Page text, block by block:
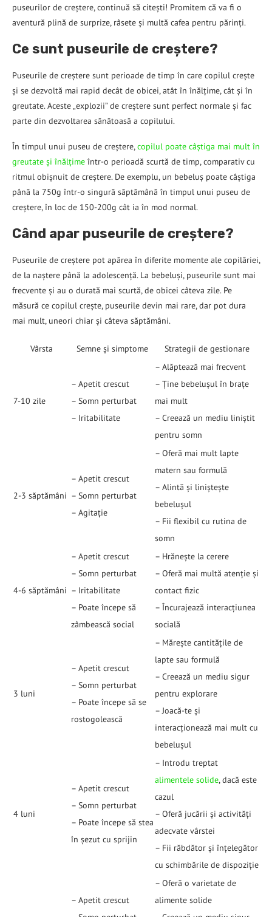
puseurilor de creștere, continuă să citești! Promitem că va fi o
aventură plină de surprize, râsete și multă cafea pentru părinți.
Ce sunt puseurile de creștere?
Puseurile de creștere sunt perioade de timp în care copilul crește
și se dezvoltă mai rapid decât de obicei, atât în înălțime, cât și în
greutate. Aceste „explozii” de creștere sunt perfect normale și fac
parte din dezvoltarea sănătoasă a copilului.
În timpul unui puseu de creștere,copilul poate câștiga mai mult în
greutate și înălțime într-o perioadă scurtă de timp, comparativ cu
ritmul obișnuit de creștere. De exemplu, un bebeluș poate câștiga
până la 750g într-o singură săptămână în timpul unui puseu de
creștere, în loc de 150-200g cât ia în mod normal.
Când apar puseurile de creștere?
Puseurile de creștere pot apărea în diferite momente ale copilăriei,
de la naștere până la adolescență. La bebeluși, puseurile sunt mai
frecvente și au o durată mai scurtă, de obicei câteva zile. Pe
măsură ce copilul crește, puseurile devin mai rare, dar pot dura
mai mult, uneori chiar și câteva săptămâni.
Vârsta Semne și simptome Strategii de gestionare
7-10 zile
– Apetit crescut
– Somn perturbat
– Iritabilitate
– Alăptează mai frecvent
– Ține bebelușul în brațe
mai mult
– Creează un mediu liniștit
pentru somn
2-3 săptămâni
– Apetit crescut
– Somn perturbat
– Agitație
– Oferă mai mult lapte
matern sau formulă
– Alintă și liniștește
bebelușul
– Fii flexibil cu rutina de
somn
4-6 săptămâni
– Apetit crescut
– Somn perturbat
– Iritabilitate
– Poate începe să
zâmbească social
– Hrănește la cerere
– Oferă mai multă atenție și
contact fizic
– Încurajează interacțiunea
socială
3 luni
– Apetit crescut
– Somn perturbat
– Poate începe să se
rostogolească
– Mărește cantitățile de
lapte sau formulă
– Creează un mediu sigur
pentru explorare
– Joacă-te și
interacționează mai mult cu
bebelușul
4 luni
– Apetit crescut
– Somn perturbat
– Poate începe să stea
în șezut cu sprijin
– Introdu treptat
alimentele solide, dacă este
cazul
– Oferă jucării și activități
adecvate vârstei
– Fii răbdător și înțelegător
cu schimbările de dispoziție
– Apetit crescut
– Oferă o varietate de
alimente solide